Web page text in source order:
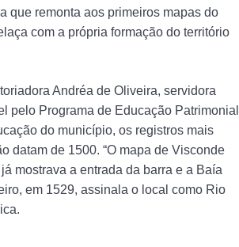
que remonta aos primeiros mapas do
com a própria formação do território
Andréa de Oliveira, servidora
pelo Programa de Educação Patrimonial
do município, os registros mais
datam de 1500. “O mapa de Visconde
mostrava a entrada da barra e a Baía
em 1529, assinala o local como Rio